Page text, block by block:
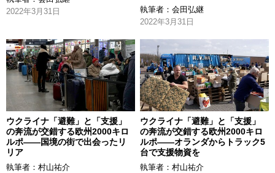
2022年3月31日
執筆者：会田弘継
2022年3月31日
ウクライナ「避難」と「支援」
の奔流が交錯する欧州2000キロ
ルポ—―国境の街で出会ったリ
リア
執筆者： 村山祐介
ウクライナ「避難」と「支援」
の奔流が交錯する欧州2000キロ
ルポ—―オランダからトラック5
台で支援物資を
執筆者：村山祐介